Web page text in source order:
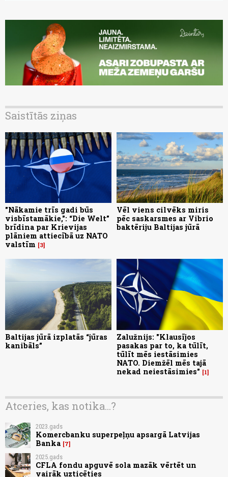
Saistītās ziņas
"Nākamie trīs gadi būs
visbīstamākie,": “Die Welt”
brīdina par Krievijas
plāniem attiecībā uz NATO
valstīm
3
Vēl viens cilvēks miris
pēc saskarsmes ar Vibrio
baktēriju Baltijas jūrā
Baltijas jūrā izplatās “jūras
kanibāls”
Zalužnijs: "Klausījos
pasakas par to, ka tūlīt,
tūlīt mēs iestāsimies
NATO. Diemžēl mēs tajā
nekad neiestāsimies"
1
Atceries, kas notika...?
2023.gads
Komercbanku superpeļņu apsargā Latvijas
Banka 7
2025.gads
CFLA fondu apguvē sola mazāk vērtēt un
vairāk uzticēties